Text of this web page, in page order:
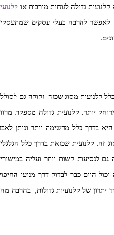
גדולה לנוחות מירבית או
לאפשר להרבה בעלי עסקים
קלנועית מסוג שכזה זקוקה גם
יותר. קלנועית גדולה מספקת
בדרך כלל מרשימה יותר וניתן
זה. קלנועית שכזאת בדרך כלל
לנסיעות קשות יותר ועליה
היום כבר לבדוק דרך מנועי
יתרון של קלנועיות גדולות, בהרבה